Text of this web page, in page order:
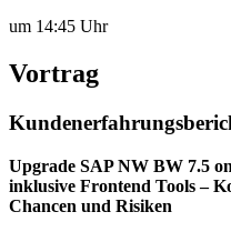
um 14:45 Uhr
Vortrag
Upgrade SAP NW BW 7.5
inklusive Frontend Tools –
Chancen und Risiken